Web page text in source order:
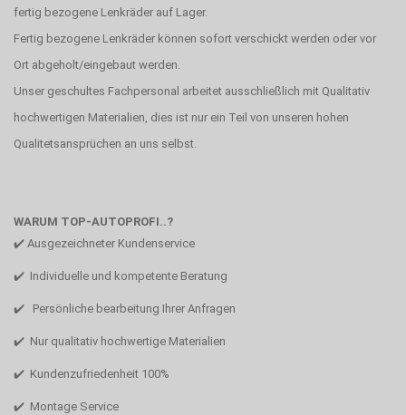
fertig bezogene Lenkräder auf Lager.
Fertig bezogene Lenkräder können sofort verschickt werden oder vor
Ort abgeholt/eingebaut werden.
Unser geschultes Fachpersonal arbeitet ausschließlich mit Qualitativ
hochwertigen Materialien, dies ist nur ein Teil von unseren hohen
Qualitetsansprüchen an uns selbst.
WARUM TOP-AUTOPROFI..?
✔️ Ausgezeichneter Kundenservice
✔️ Individuelle und kompetente Beratung
✔️ Persönliche bearbeitung Ihrer Anfragen
✔️ Nur qualitativ hochwertige Materialien
✔️ Kundenzufriedenheit 100%
✔️ Montage Service